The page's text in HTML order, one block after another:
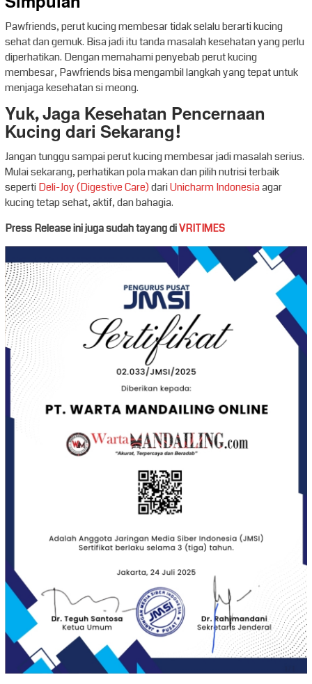
Pawfriends, perut kucing membesar tidak selalu berarti kucing
sehat dan gemuk. Bisa jadi itu tanda masalah kesehatan yang perlu
diperhatikan. Dengan memahami penyebab perut kucing
membesar, Pawfriends bisa mengambil langkah yang tepat untuk
menjaga kesehatan si meong.
Yuk, Jaga Kesehatan Pencernaan
Kucing dari Sekarang!
Jangan tunggu sampai perut kucing membesar jadi masalah serius.
Mulai sekarang, perhatikan pola makan dan pilih nutrisi terbaik
sepertiDeli-Joy (Digestive Care)dariUnicharm Indonesiaagar
kucing tetap sehat, aktif, dan bahagia.
Press Release ini juga sudah tayang diVRITIMES